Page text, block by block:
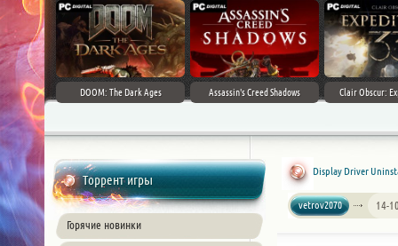
DOOM: The Dark Ages Assassin's Creed Shadows Clair Obscur:
Торрент игры
Горячие новинки
Display Driver
vetrov2070 14-